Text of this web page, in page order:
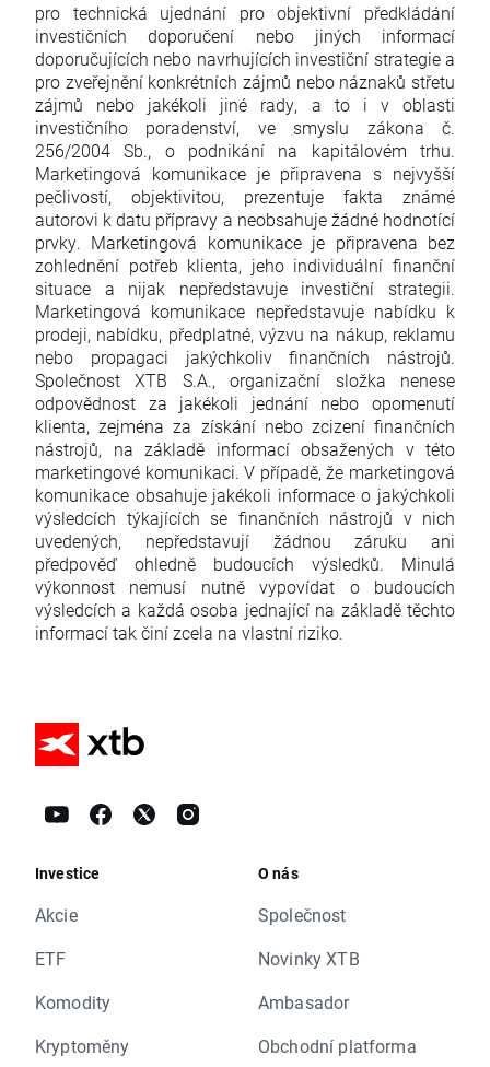
pro technická ujednání pro objektivní předkládání
investičních doporučení nebo jiných informací
doporučujících nebo navrhujících investiční strategie a
pro zveřejnění konkrétních zájmů nebo náznaků střetu
zájmů nebo jakékoli jiné rady, a to i v oblasti
investičního poradenství, ve smyslu zákona č.
256/2004 Sb., o podnikání na kapitálovém trhu.
Marketingová komunikace je připravena s nejvyšší
pečlivostí, objektivitou, prezentuje fakta známé
autorovi k datu přípravy a neobsahuje žádné hodnotící
prvky. Marketingová komunikace je připravena bez
zohlednění potřeb klienta, jeho individuální finanční
situace a nijak nepředstavuje investiční strategii.
Marketingová komunikace nepředstavuje nabídku k
prodeji, nabídku, předplatné, výzvu na nákup, reklamu
nebo propagaci jakýchkoliv finančních nástrojů.
Společnost XTB S.A., organizační složka nenese
odpovědnost za jakékoli jednání nebo opomenutí
klienta, zejména za získání nebo zcizení finančních
nástrojů, na základě informací obsažených v této
marketingové komunikaci. V případě, že marketingová
komunikace obsahuje jakékoli informace o jakýchkoli
výsledcích týkajících se finančních nástrojů v nich
uvedených, nepředstavují žádnou záruku ani
předpověď ohledně budoucích výsledků. Minulá
výkonnost nemusí nutně vypovídat o budoucích
výsledcích a každá osoba jednající na základě těchto
informací tak činí zcela na vlastní riziko.
Investice
Akcie
ETF
Komodity
Kryptoměny
O nás
Společnost
Novinky XTB
Ambasador
Obchodní platforma